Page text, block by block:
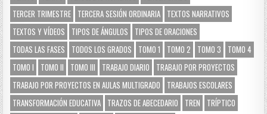
TERCER TRIMESTRE TERCERA SESIÓN ORDINARIA TEXTOS NARRATIVOS
TEXTOS Y VÍDEOS
TIPOS DE ÁNGULOS
TIPOS DE ORACIONES
TODAS LAS FASES
TODOS LOS GRADOS TOMO 1 TOMO 2 TOMO 3
TOMO 4
TOMO I
TOMO II TOMO III TRABAJO DIARIO
TRABAJO POR PROYECTOS
TRABAJO POR PROYECTOS EN AULAS MULTIGRADO
TRABAJOS ESCOLARES
TRANSFORMACIÓN EDUCATIVA TRAZOS DE ABECEDARIO TREN
TRÍPTICO